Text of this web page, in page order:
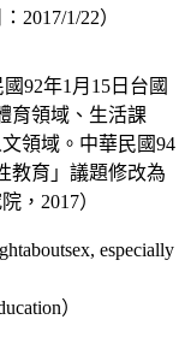
2017/1/22）
92年1月15日台國
育領域、生活課
領域。中華民國94
教育」議題修改為
，2017）
especially
）